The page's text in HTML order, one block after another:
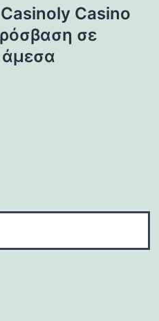
Casinoly Casino
σε
άμεσα